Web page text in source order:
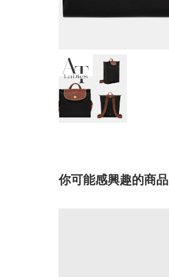
你可能感興趣的商品